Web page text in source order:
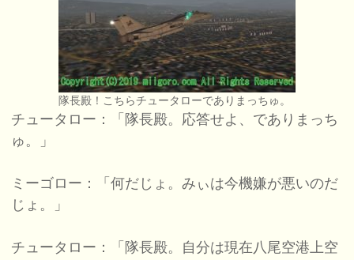
隊長殿！こちらチュータローでありまっちゅ。
チュータロー：「隊長殿。応答せよ、でありまっち
ゅ。」
ミーゴロー：「何だじょ。みぃは今機嫌が悪いのだ
じょ。」
チュータロー：「隊長殿。自分は現在八尾空港上空